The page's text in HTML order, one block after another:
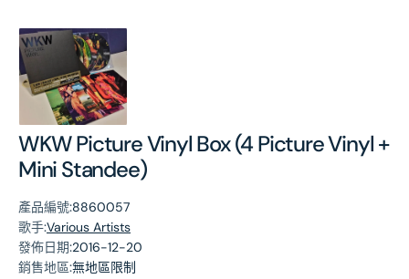
WKW Picture Vinyl Box (4 Picture Vinyl +
Mini Standee)
產品編號:8860057
歌手:Various Artists
發佈日期:2016-12-20
銷售地區:無地區限制